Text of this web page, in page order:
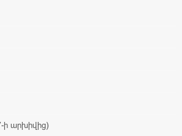
ի արխիվից)